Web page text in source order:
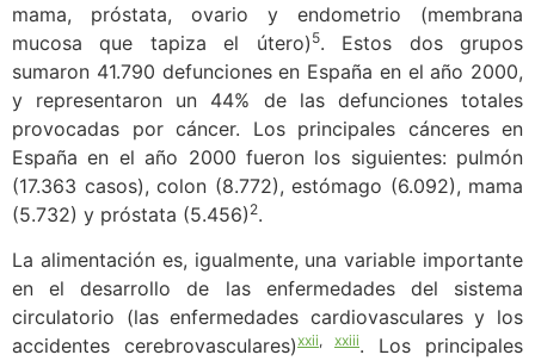
mama, próstata, ovario y endometrio (membrana
mucosa que tapiza el útero) 5. Estos dos grupos
sumaron 41.790 defunciones en España en el año 2000,
y representaron un 44% de las defunciones totales
provocadas por cáncer. Los principales cánceres en
España en el año 2000 fueron los siguientes: pulmón
(17.363 casos), colon (8.772), estómago (6.092), mama
(5.732) y próstata (5.456) 2.
La alimentación es, igualmente, una variable importante
en el desarrollo de las enfermedades del sistema
circulatorio (las enfermedades cardiovasculares y los
accidentes cerebrovasculares)xxii, xxiii. Los principales